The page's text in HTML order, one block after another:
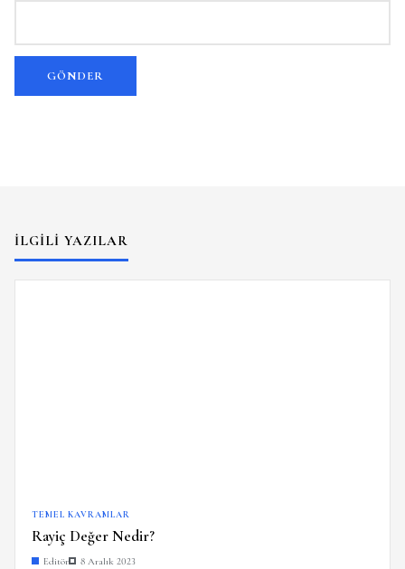
İLGILI YAZILAR
TEMEL KAVRAMLAR
Rayiç Değer Nedir?
Editör 8 Aralık 2023